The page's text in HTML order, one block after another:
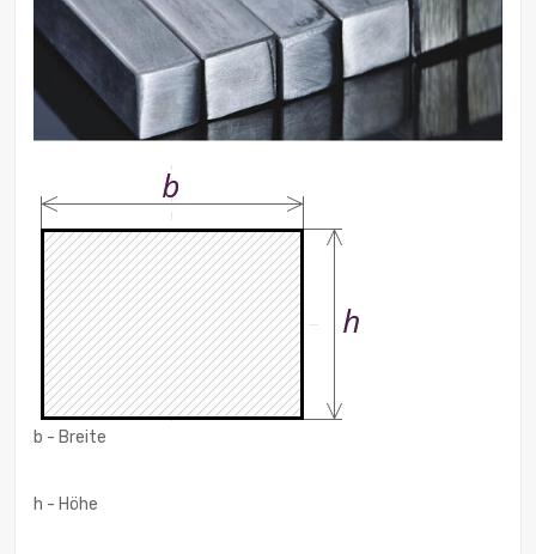
b - Breite
h - Höhe